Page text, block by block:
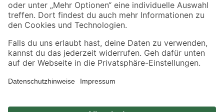
Alle Preisangaben in EUR inkl. gesetzl. MwSt.. Die dargestellten Angebote sind unter
Umständen nicht in allen Märkten verfügbar. Die angegebenen Verfügbarkeiten beziehen
Produkte nur solange der Vorrat reicht.
*Paketversand ab 59 € versandkostenfrei, gilt nicht für Artikel mit Speditionsversand, hier